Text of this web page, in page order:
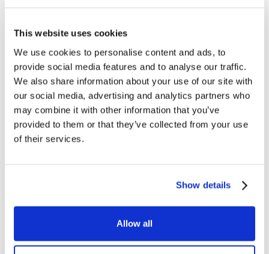
This website uses cookies
We use cookies to personalise content and ads, to
provide social media features and to analyse our traffic.
We also share information about your use of our site with
our social media, advertising and analytics partners who
may combine it with other information that you’ve
provided to them or that they’ve collected from your use
of their services.
Show details
Allow all